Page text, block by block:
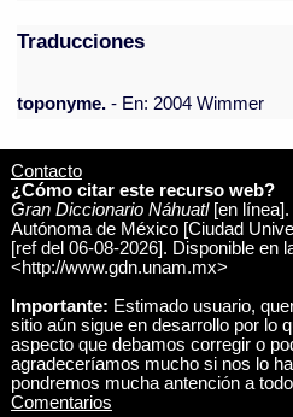
Traducciones
toponyme. - En: 2004 Wimmer
Contacto
¿Cómo citar este recurso web?
Gran Diccionario Náhuatl[en línea].
Autónoma de México [Ciudad
[ref del 06-08-2026]. Disponible en
<http://www.gdn.unam.mx>
Importante: Estimado usuario,
sitio aún sigue en desarrollo por lo
aspecto que debamos corregir o
agradeceríamos mucho si nos lo
pondremos mucha antención a
Comentarios